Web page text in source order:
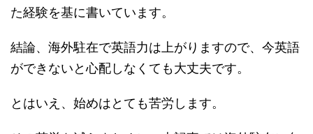
た経験を基に書いています。
結論、海外駐在で英語力は上がりますので、今英語
ができないと心配しなくても大丈夫です。
とはいえ、始めはとても苦労します。